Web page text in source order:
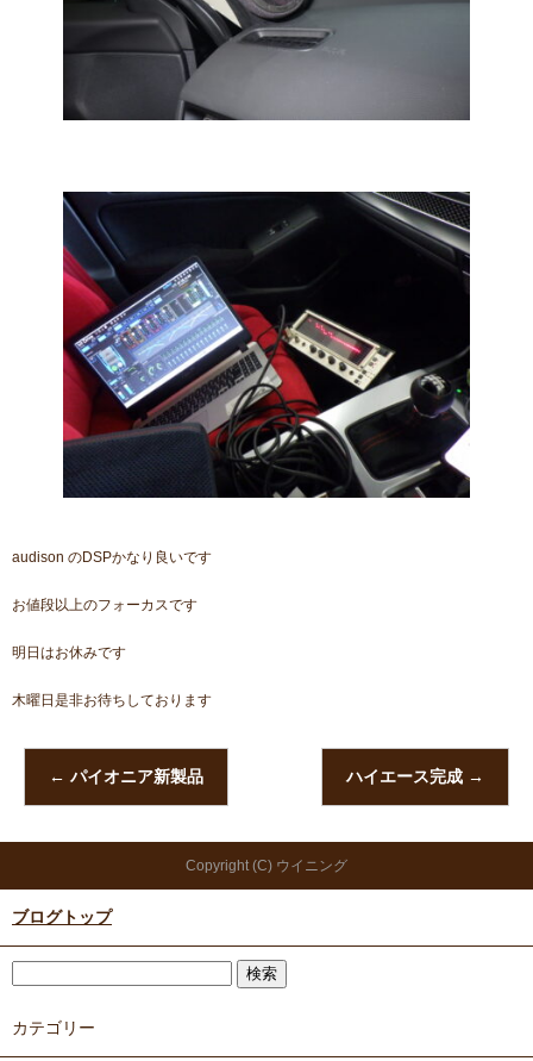
audison のDSPかなり良いです
お値段以上のフォーカスです
明日はお休みです
木曜日是非お待ちしております
← パイオニア新製品 ハイエース完成 →
Copyright (C) ウイニング
ブログトップ
カテゴリー